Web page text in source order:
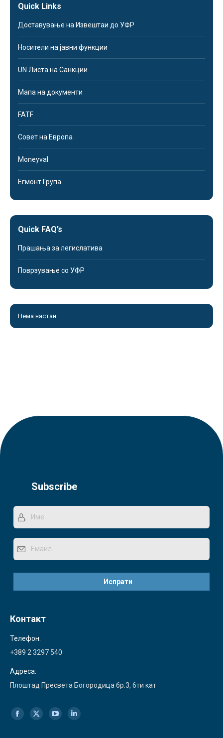
Quick Links
Доставување на Извештаи до УФР
Носители на јавни функции
UN Листа на Санкции
Мапа на документи
FATF
Совет на Европа
Moneyval
Егмонт Група
Quick FAQ’s
Прашања за легислатива
Поврзување со УФР
Нема настан
Subscribe
Контакт
Телефон:
+389 2 3297 540
Адреса:
Плоштад Пресвета Богородица бр.3, 6ти кат
Find us on:
Facebook
X
YouTubeLinkedin